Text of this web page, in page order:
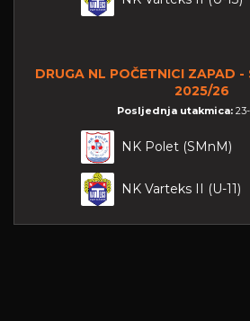
DRUGA NL POČETNICI ZAPAD -
2025/26
Posljednja utakmica:
NK Polet (SMnM)
NK Varteks II (U-11)